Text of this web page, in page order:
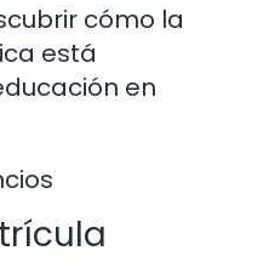
cómo la
está
en